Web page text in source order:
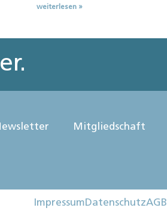
weiterlesen »
Mitgliedschaft
ImpressumDatenschutzAGB